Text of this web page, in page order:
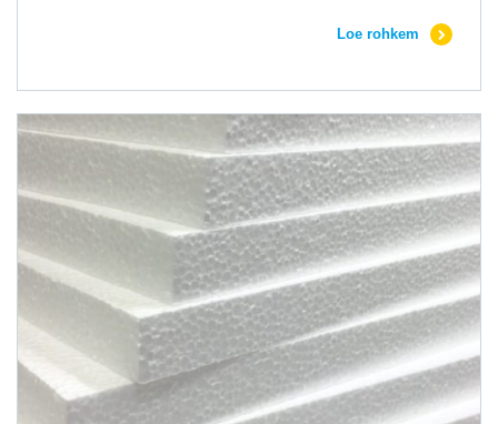
Loe rohkem